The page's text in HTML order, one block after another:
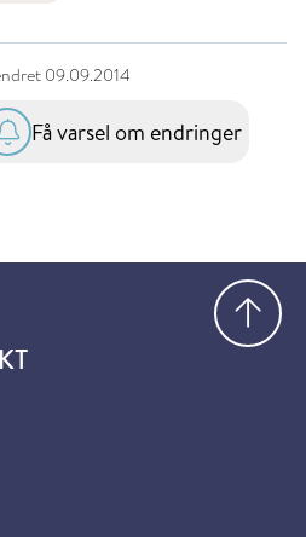
09.09.2014
Få varsel om endringer